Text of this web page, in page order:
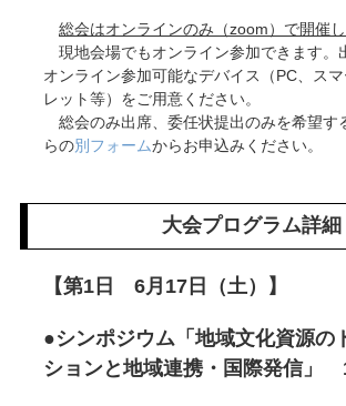
総会はオンラインのみ（zoom）で開催し
現地会場でもオンライン参加できます。
オンライン参加可能なデバイス（PC、ス
レット等）をご用意ください。
総会のみ出席、委任状提出のみを希望す
らの別フォームからお申込みください。
大会プログラム詳細
【第1日 6月17日（土）】
●シンポジウム「地域文化資源の
ションと地域連携・国際発信」